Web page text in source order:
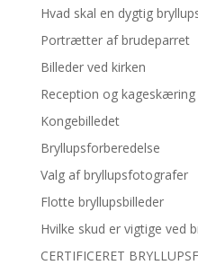
Hvad skal en dygtig
Portrætter af brudeparret
Billeder ved kirken
Reception og kageskæring
Kongebilledet
Bryllupsforberedelse
Valg af bryllupsfotografer
Flotte bryllupsbilleder
Hvilke skud er vigtige ved
CERTIFICERET